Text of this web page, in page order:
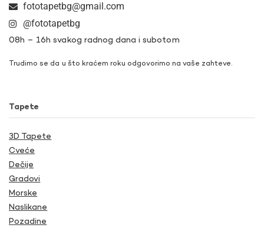
fototapetbg@gmail.com
@fototapetbg
08h – 16h svakog radnog dana i subotom
Trudimo se da u što kraćem roku odgovorimo na vaše zahteve.
Tapete
3D Tapete
Cveće
Dečije
Gradovi
Morske
Naslikane
Pozadine